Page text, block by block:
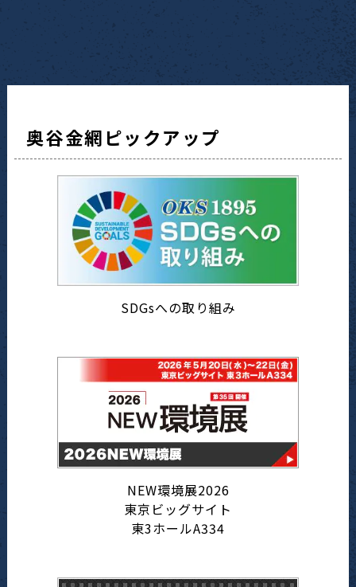
奥谷金網ピックアップ
SDGsへの取り組み
NEW環境展2026
東京ビッグサイト
東3ホールA334